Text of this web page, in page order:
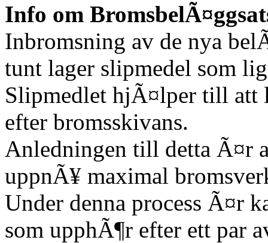
Info om
Inbromsning av de nya
tunt lager slipmedel som
Slipmedlet hjÃ¤lper till att
efter bromsskivans.
Anledningen till detta Ã¤r
uppnÃ¥ maximal
Under denna process Ã¤r
som upphÃ¶r efter ett par